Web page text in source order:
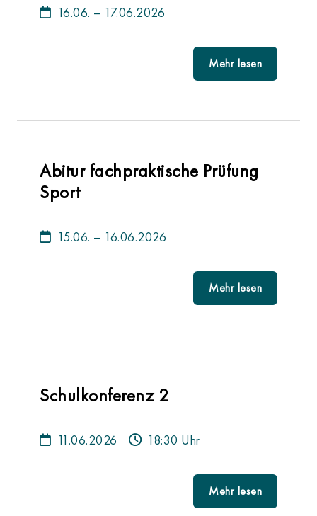
16.06. – 17.06.2026
Mehr lesen
Abitur fachpraktische Prüfung
Sport
15.06. – 16.06.2026
Mehr lesen
Schulkonferenz 2
11.06.2026 18:30 Uhr
Mehr lesen